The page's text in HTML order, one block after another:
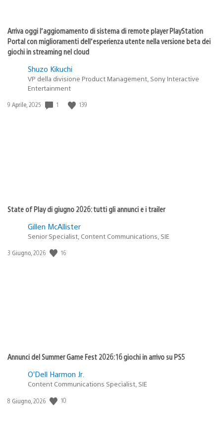
Arriva oggi l’aggiornamento di sistema di remote player PlayStation
Portal con miglioramenti dell’esperienza utente nella versione beta dei
giochi in streaming nel cloud
Shuzo Kikuchi
VP della divisione Product Management, Sony Interactive
Entertainment
Data
9 Aprile, 2025 1 139
State of Play di giugno 2026: tutti gli annunci e i trailer
Gillen McAllister
Senior Specialist, Content Communications, SIE
Data
3 Giugno, 2026 16
Annunci del Summer Game Fest 2026: 16 giochi in arrivo su PS5
O’Dell Harmon Jr.
Content Communications Specialist, SIE
Data
8 Giugno, 2026 10